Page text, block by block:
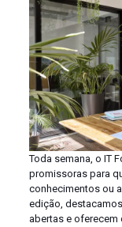
Toda semana, o IT
promissoras para
conhecimentos ou
edição,
abertas e